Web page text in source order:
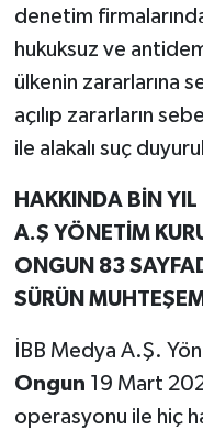
denetim
hukuksuz ve
ülkenin zararlarına
açılıp zararların
ile alakalı suç
HAKKINDA BİN
A.Ş YÖNETİM
ONGUN 83
SÜRÜN
İBB Medya A.Ş.
Ongun 19 Mart
operasyonu ile hiç